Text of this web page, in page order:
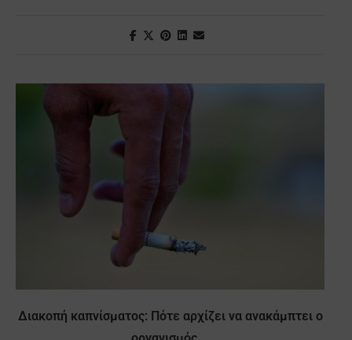
Διακοπή καπνίσματος: Πότε αρχίζει να ανακάμπτει ο